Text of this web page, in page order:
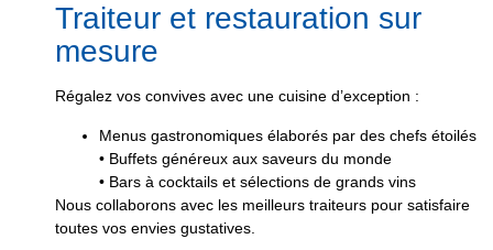
Traiteur et restauration sur
mesure
Régalez vos convives avec une cuisine d’exception :
Menus gastronomiques élaborés par des chefs étoilés
• Buffets généreux aux saveurs du monde
• Bars à cocktails et sélections de grands vins
Nous collaborons avec les meilleurs traiteurs pour satisfaire
toutes vos envies gustatives.